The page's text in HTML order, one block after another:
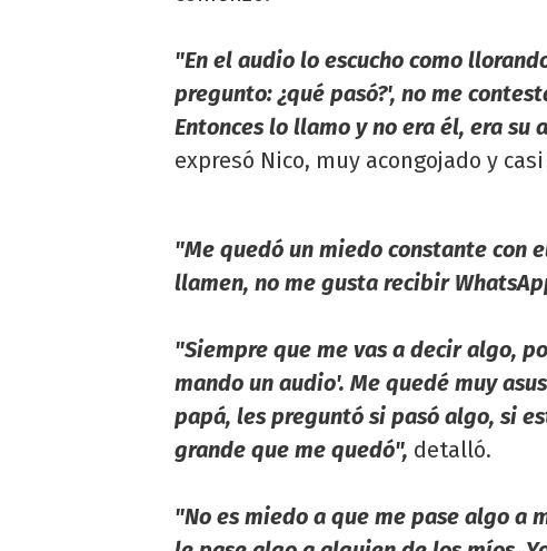
"En el audio lo escucho como
pregunto: ¿qué pasó?', no me
Entonces lo llamo y no era él, era su
expresó Nico, muy acongojado y
"Me quedó un miedo constante con
llamen, no me gusta recibir
"Siempre que me vas a decir algo,
mando un audio'. Me quedé muy
papá, les preguntó si pasó algo, si
grande que me quedó", detalló.
"No es miedo a que me pase algo a